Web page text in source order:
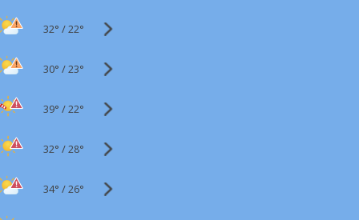
32° /22°
30° /23°
39° /22°
32° /28°
34° /26°